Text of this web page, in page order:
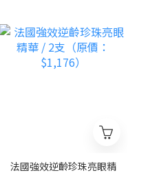
法國強效逆齡珍珠亮眼精